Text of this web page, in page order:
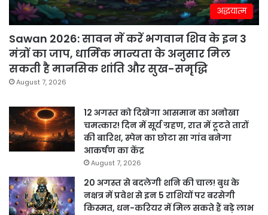
अद्धयात्म
Sawan 2026: सावन में करें भगवान शिव के इन 3
मंत्रों का जाप, धार्मिक मान्यता के अनुसार मिल
सकती है मानसिक शांति और सुख-समृद्धि
August 7, 2026
12 अगस्त को दिखेगा आसमान का अनोखा
चमत्कार! दिन में सूर्य ग्रहण, रात में टूटते तारों
की बारिश, स्पेन का छोटा सा गांव बनेगा
आकर्षण का केंद्र
August 7, 2026
20 अगस्त से बदलेगी शनि की चाल! बुध के
नक्षत्र में प्रवेश से इन 5 राशियों पर बरसेगी
किस्मत, धन-करियर में मिल सकते हैं बड़े लाभ